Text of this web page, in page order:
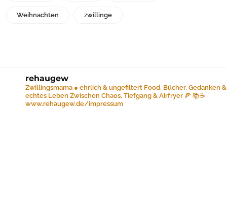
Weihnachten zwillinge
rehaugew
Zwillingsmama ● ehrlich & ungefiltert Food, Bücher, Gedanken &
echtes Leben Zwischen Chaos, Tiefgang & Airfryer 🍕 📚☕️
www.rehaugew.de/impressum